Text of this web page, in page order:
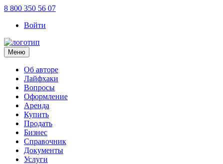
8 800 350 56 07
Войти
Меню
Об авторе
Лайфхаки
Вопросы
Оформление
Аренда
Купить
Продать
Бизнес
Справочник
Документы
Услуги